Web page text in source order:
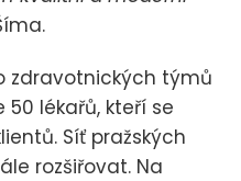
zdravotnických týmů
50 lékařů, kteří se
Síť pražských
rozšiřovat. Na